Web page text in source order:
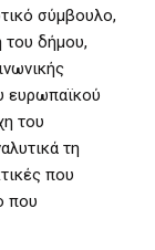
σύμβουλο,
του δήμου,
ευρωπαϊκού
του
τη
που
που